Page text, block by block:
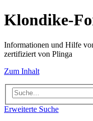
Klondike-
Informationen und Hilfe
zertifiziert von Plinga
Zum Inhalt
Erweiterte Suche